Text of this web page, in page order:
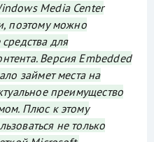
Media Center
поэтому можно
для
Версия Embedded
займет места на
преимущество
Плюс к этому
не только